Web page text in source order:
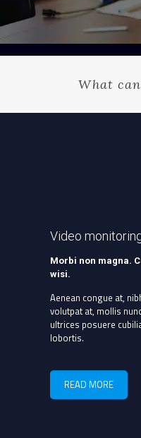
What
Video
Morbi non magna.
wisi.
Aenean congue at,
volutpat at, mollis
ultrices posuere
lobortis.
READ MORE